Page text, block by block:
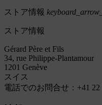
ストア情報
ストア情報
Gérard Père et Fils
34, rue Philippe-Plantamour
1201 Genève
スイス
電話でのお問合せ： +41 22